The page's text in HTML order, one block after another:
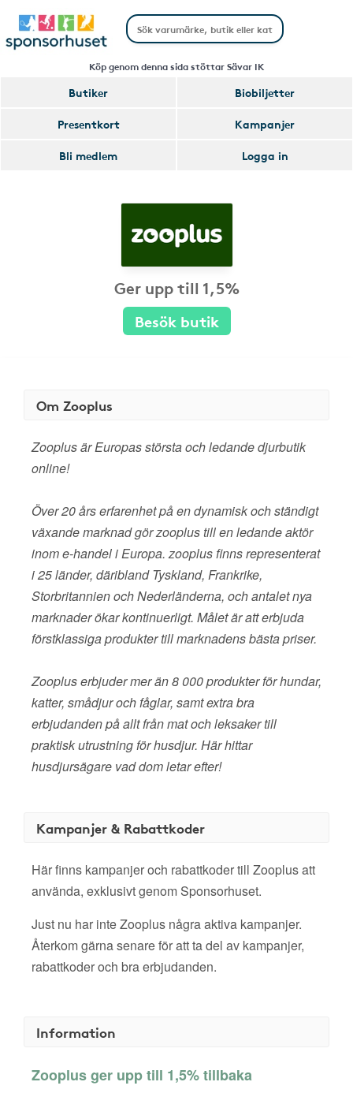
Köp genom denna sida stöttar Sävar IK
Butiker
Biobiljetter
Presentkort
Kampanjer
Bli medlem
Logga in
Ger upp till 1,5%
Besök butik
Om Zooplus
Zooplus är Europas största och ledande djurbutik
online!
Över 20 års erfarenhet på en dynamisk och ständigt
växande marknad gör zooplus till en ledande aktör
inom e-handel i Europa. zooplus finns representerat
i 25 länder, däribland Tyskland, Frankrike,
Storbritannien och Nederländerna, och antalet nya
marknader ökar kontinuerligt. Målet är att erbjuda
förstklassiga produkter till marknadens bästa priser.
Zooplus erbjuder mer än 8 000 produkter för hundar,
katter, smådjur och fåglar, samt extra bra
erbjudanden på allt från mat och leksaker till
praktisk utrustning för husdjur. Här hittar
husdjursägare vad dom letar efter!
Kampanjer & Rabattkoder
Här finns kampanjer och rabattkoder till Zooplus att
använda, exklusivt genom Sponsorhuset.
Just nu har inte Zooplus några aktiva kampanjer.
Återkom gärna senare för att ta del av kampanjer,
rabattkoder och bra erbjudanden.
Information
Zooplus ger upp till 1,5% tillbaka